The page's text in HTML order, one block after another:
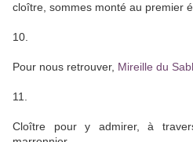
cloître, sommes monté au premier
10.
Pour nous retrouver, Mireille du
11.
Cloître pour y admirer, à